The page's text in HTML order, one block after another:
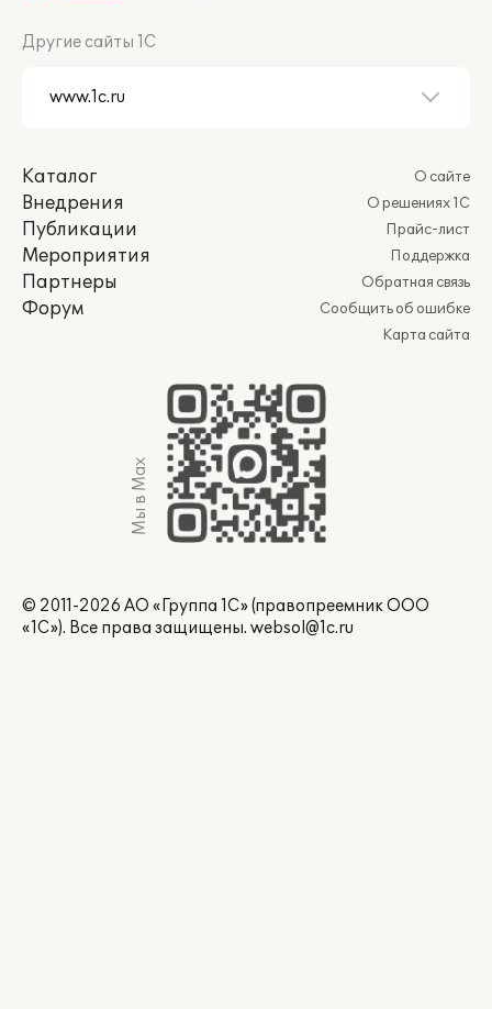
Другие сайты 1С
Каталог
Внедрения
Публикации
Мероприятия
Партнеры
Форум
О сайте
О решениях 1С
Прайс-лист
Поддержка
Обратная связь
Сообщить об ошибке
Карта сайта
Мы в Max
© 2011-2026 АО «Группа 1С» (правопреемник ООО
«1С»). Все права защищены. websol@1c.ru